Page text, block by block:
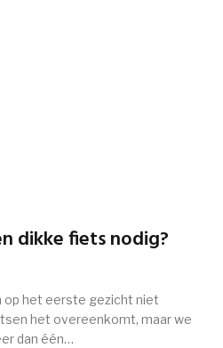
dikke fiets nodig?
op het eerste gezicht niet
het overeenkomt, maar we
dan één…